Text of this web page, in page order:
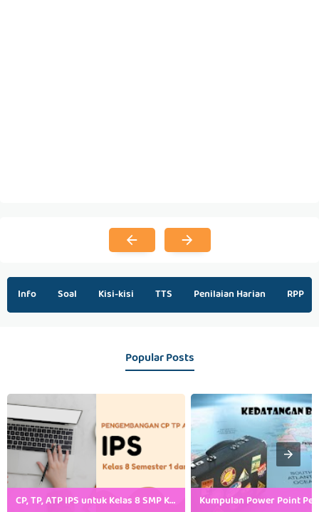
Info Soal Kisi-kisi TTS Penilaian Harian RPP
Popular Posts
CP, TP, ATP IPS untuk Kelas 8 SMP Kurikulum Merdeka